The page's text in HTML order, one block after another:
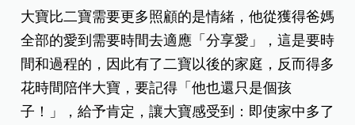
大寶比二寶需要更多照顧的是情緒，他從獲得爸媽
全部的愛到需要時間去適應「分享愛」，這是要時
間和過程的，因此有了二寶以後的家庭，反而得多
花時間陪伴大寶，要記得「他也還只是個孩
子！」，給予肯定，讓大寶感受到：即使家中多了